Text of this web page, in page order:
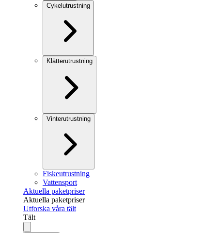
Cykelutrustning
Klätterutrustning
Vinterutrustning
Fiskeutrustning
Vattensport
Aktuella paketpriser
Aktuella paketpriser
Utforska våra tält
Tält